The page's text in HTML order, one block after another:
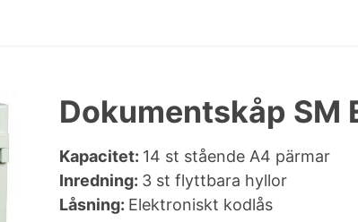
Dokumentskåp SM
Kapacitet: 14 st stående A4 pärmar
Inredning: 3 st flyttbara hyllor
Låsning: Elektroniskt kodlås